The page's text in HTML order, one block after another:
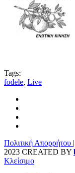
Tags:
fodele, Live
Πολιτική Απορρήτου
2023 CREATED BY
Κλείσιμο